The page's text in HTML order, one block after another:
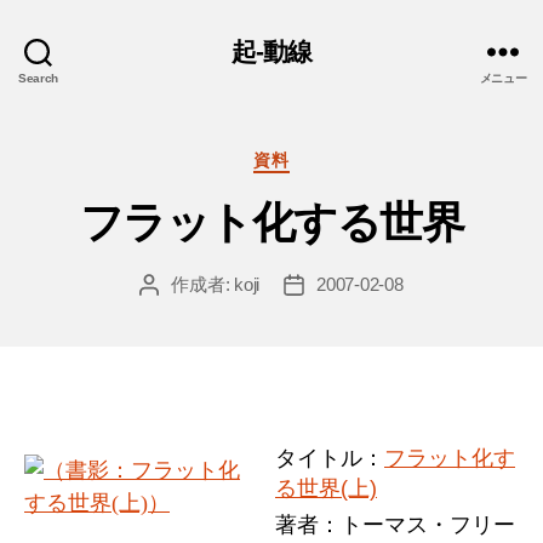
Search
起-動線
メニュー
カ
ゴ
リ
資料
フラット化する世界
投
作成者: koji
投
2007-02-08
タイトル： フラット化す
る世界(上)
著者：トーマス・フリー